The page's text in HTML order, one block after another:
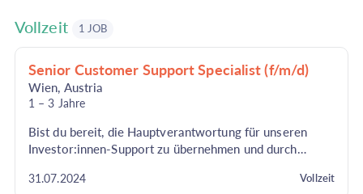
Vollzeit 1 JOB
Senior Customer Support Specialist (f/m/d)
Wien, Austria
1 – 3 Jahre
Bist du bereit, die Hauptverantwortung für unseren
Investor:innen-Support zu übernehmen und durch
Vollzeit
31.07.2024